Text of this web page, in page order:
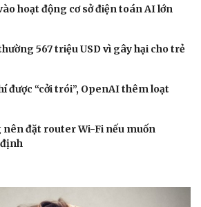
hoạt động cơ sở điện toán AI lớn
567 triệu USD vì gây hại cho trẻ
được “cởi trói”, OpenAI thêm loạt
đặt router Wi-Fi nếu muốn